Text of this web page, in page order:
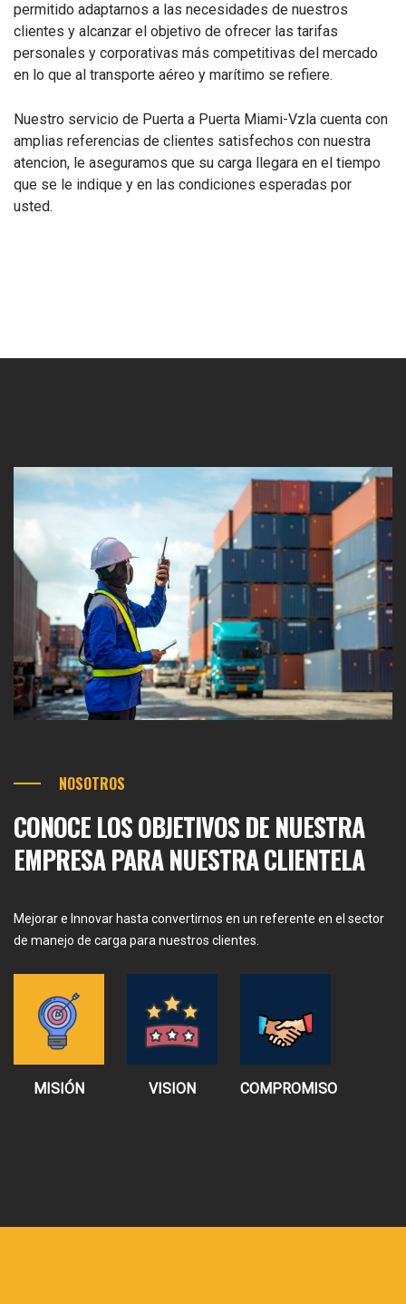
permitido adaptarnos a las necesidades de nuestros
clientes y alcanzar el objetivo de ofrecer las tarifas
personales y corporativas más competitivas del mercado
en lo que al transporte aéreo y marítimo se refiere.
Nuestro servicio de Puerta a Puerta Miami-Vzla cuenta con
amplias referencias de clientes satisfechos con nuestra
atencion, le aseguramos que su carga llegara en el tiempo
que se le indique y en las condiciones esperadas por
usted.
NOSOTROS
CONOCE LOS OBJETIVOS DE NUESTRA
EMPRESA PARA NUESTRA CLIENTELA
Mejorar e Innovar hasta convertirnos en un referente en el sector
de manejo de carga para nuestros clientes.
MISIÓN VISION COMPROMISO